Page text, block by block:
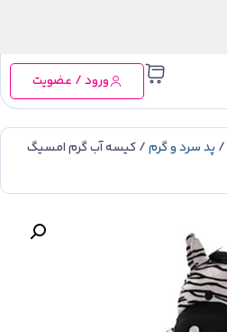
ورود / عضویت
/ پد سرد و گرم/ کیسه آب گرم امسیگ